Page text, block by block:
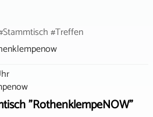
#Treffen
"RothenklempeNOW"